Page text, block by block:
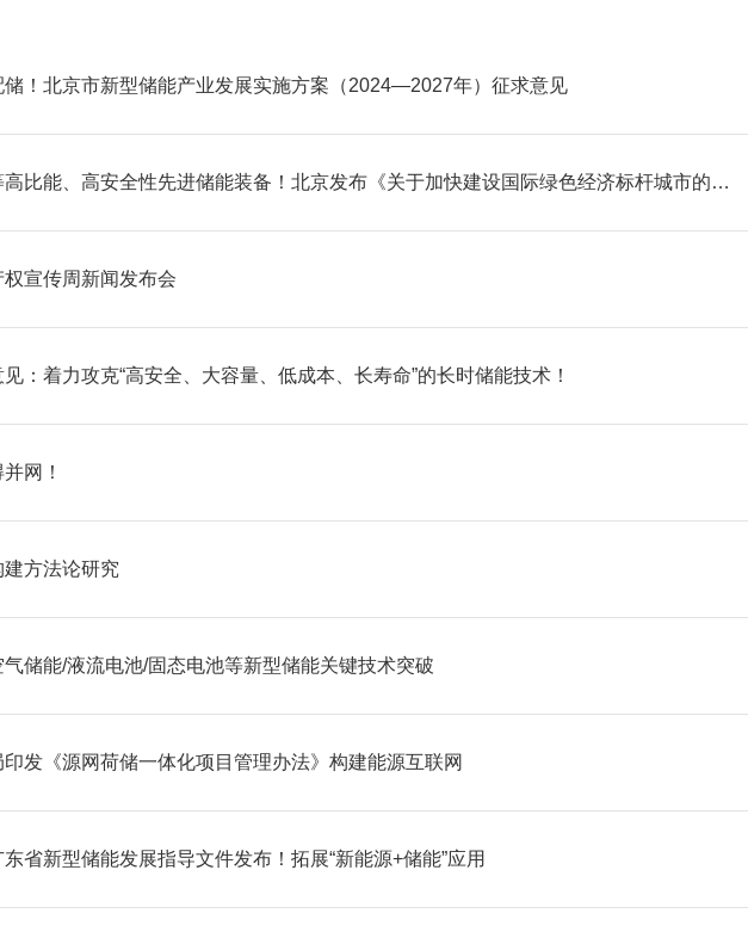
！北京市新型储能产业发展实施方案（2024—2027年）征求意见
比能、高安全性先进储能装备！北京发布《关于加快建设国际绿色经济标杆城市的实
宣传周新闻发布会
：着力攻克“高安全、大容量、低成本、长寿命”的长时储能技术！
网！
方法论研究
储能/液流电池/固态电池等新型储能关键技术突破
发《源网荷储一体化项目管理办法》构建能源互联网
省新型储能发展指导文件发布！拓展“新能源+储能”应用